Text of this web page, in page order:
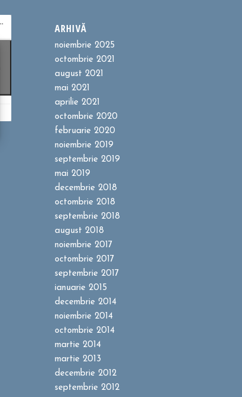
ARHIVĂ
noiembrie 2025
octombrie 2021
august 2021
mai 2021
aprilie 2021
octombrie 2020
februarie 2020
noiembrie 2019
septembrie 2019
mai 2019
decembrie 2018
octombrie 2018
septembrie 2018
august 2018
noiembrie 2017
octombrie 2017
septembrie 2017
ianuarie 2015
decembrie 2014
noiembrie 2014
octombrie 2014
martie 2014
martie 2013
decembrie 2012
septembrie 2012